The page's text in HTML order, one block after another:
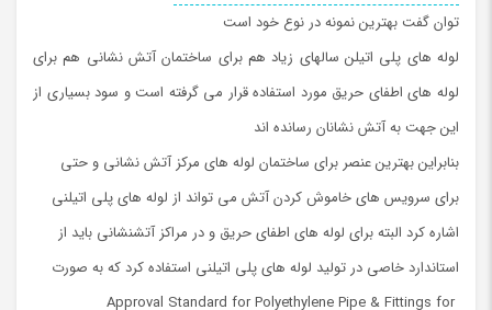
توان گفت بهترین نمونه در نوع خود است
لوله های پلی اتیلن سالهای زیاد هم برای ساختمان آتش نشانی هم برای
لوله های اطفای حریق مورد استفاده قرار می گرفته است و سود بسیاری از
این جهت به آتش نشانان رسانده اند
بنابراین بهترین عنصر برای ساختمان لوله های مرکز آتش نشانی و حتی
برای سرویس های خاموش کردن آتش می تواند از لوله های پلی اتیلنی
اشاره کرد البته برای لوله های اطفای حریق و در مراکز آتشنشانی باید از
استاندارد خاصی در تولید لوله های پلی اتیلنی استفاده کرد که به صورت
Approval Standard for Polyethylene Pipe & Fittings for